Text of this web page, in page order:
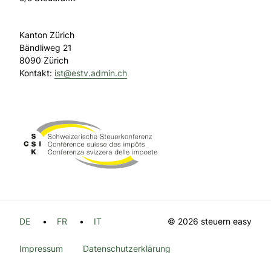
Kanton Zürich
Bändliweg 21
8090 Zürich
Kontakt: ist@estv.admin.ch
© 2026 steuern easy
DE FR IT
Impressum Datenschutzerklärung